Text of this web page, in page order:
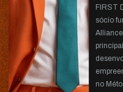
FIRST
sócio
no